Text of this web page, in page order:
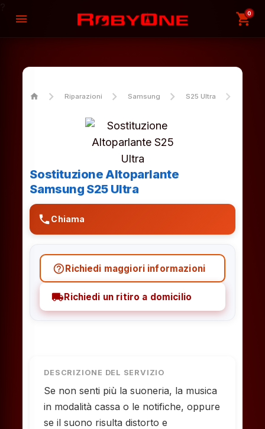
menu shopping_cart
0
home Riparazioni Samsung S25 Ultra
Sostituzione Altoparlante
Samsung S25 Ultra
phoneChiama
help_outlineRichiedi maggiori informazioni
local_shippingRichiedi un ritiro a domicilio
DESCRIZIONE DEL SERVIZIO
Se non senti più la suoneria, la musica
in modalità cassa o le notifiche, oppure
se il suono risulta distorto e